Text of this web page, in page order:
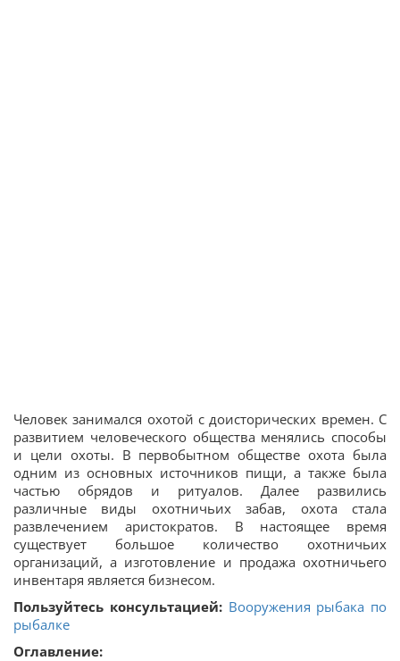
Человек занимался охотой с доисторических времен. С
развитием человеческого общества менялись способы
и цели охоты. В первобытном обществе охота была
одним из основных источников пищи, а также была
частью обрядов и ритуалов. Далее развились
различные виды охотничьих забав, охота стала
развлечением аристократов. В настоящее время
существует большое количество охотничьих
организаций, а изготовление и продажа охотничьего
инвентаря является бизнесом.
Пользуйтесь консультацией: Вооружения рыбака по
рыбалке
Оглавление: